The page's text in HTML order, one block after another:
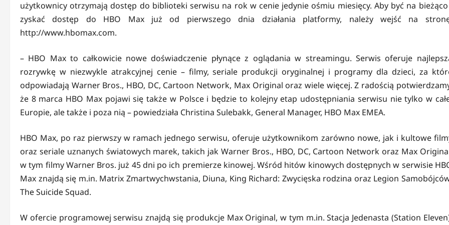
użytkownicy otrzymają dostęp do biblioteki serwisu na rok w cenie jedynie ośmiu miesięcy. Aby być na
zyskać dostęp do HBO Max już od pierwszego dnia działania platformy, należy wejść na
http://www.hbomax.com.
– HBO Max to całkowicie nowe doświadczenie płynące z oglądania w streamingu. Serwis oferuje
rozrywkę w niezwykle atrakcyjnej cenie – filmy, seriale produkcji oryginalnej i programy dla dzieci, za
odpowiadają Warner Bros., HBO, DC, Cartoon Network, Max Original oraz wiele więcej. Z radością
że 8 marca HBO Max pojawi się także w Polsce i będzie to kolejny etap udostępniania serwisu nie tylko w
Europie, ale także i poza nią – powiedziała Christina Sulebakk, General Manager, HBO Max EMEA.
HBO Max, po raz pierwszy w ramach jednego serwisu, oferuje użytkownikom zarówno nowe, jak i kultowe
oraz seriale uznanych światowych marek, takich jak Warner Bros., HBO, DC, Cartoon Network oraz Max
w tym filmy Warner Bros. już 45 dni po ich premierze kinowej. Wśród hitów kinowych dostępnych w serwisie
Max znajdą się m.in. Matrix Zmartwychwstania, Diuna, King Richard: Zwycięska rodzina oraz Legion
The Suicide Squad.
W ofercie programowej serwisu znajdą się produkcje Max Original, w tym m.in. Stacja Jedenasta (Station